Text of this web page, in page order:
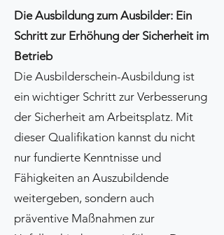
Die Ausbildung zum Ausbilder: Ein
Schritt zur Erhöhung der Sicherheit im
Betrieb
Die Ausbilderschein-Ausbildung ist
ein wichtiger Schritt zur Verbesserung
der Sicherheit am Arbeitsplatz. Mit
dieser Qualifikation kannst du nicht
nur fundierte Kenntnisse und
Fähigkeiten an Auszubildende
weitergeben, sondern auch
präventive Maßnahmen zur